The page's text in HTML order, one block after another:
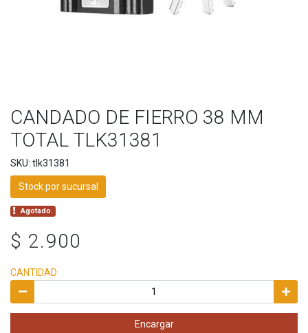
CANDADO DE FIERRO 38 MM
TOTAL TLK31381
SKU: tlk31381
Stock por sucursal
Agotado.
$ 2.900
CANTIDAD
Encargar